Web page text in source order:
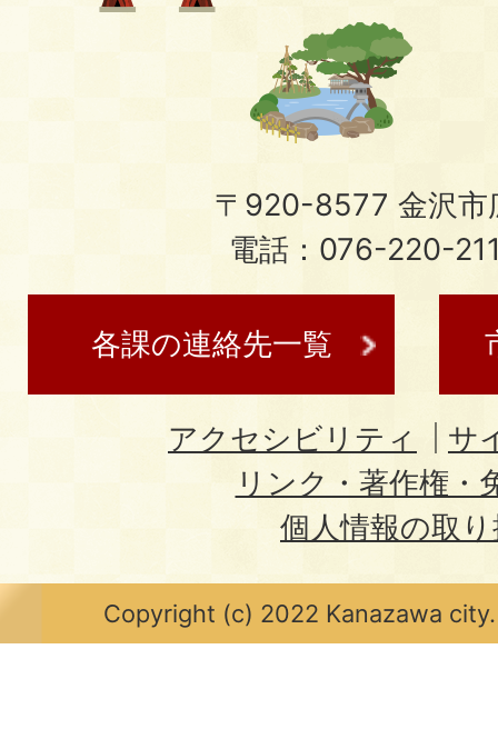
〒920-8577 金沢市
電話：076-220-
各課の連絡先一覧
アクセシビリティ
サ
リンク・著作権・
個人情報の取
Copyright (c) 2022 Kanazawa